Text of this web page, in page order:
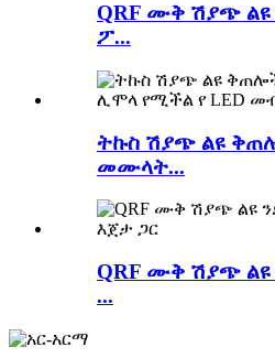
QRF ሙቅ ሽያጭ
ፖ...
ትኩስ ሽያጭ ልዩ
መሙላት...
QRF ሙቅ ሽያጭ ልዩ
...